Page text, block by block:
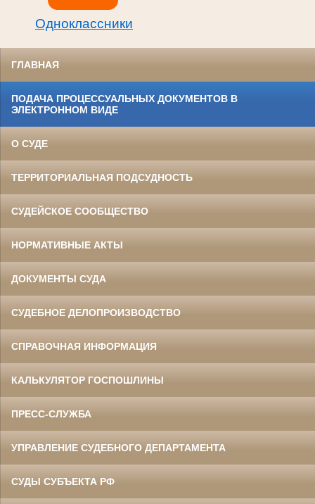
Одноклассники
ГЛАВНАЯ
ПОДАЧА ПРОЦЕССУАЛЬНЫХ ДОКУМЕНТОВ В
ЭЛЕКТРОННОМ ВИДЕ
О СУДЕ
ТЕРРИТОРИАЛЬНАЯ ПОДСУДНОСТЬ
СУДЕЙСКОЕ СООБЩЕСТВО
НОРМАТИВНЫЕ АКТЫ
ДОКУМЕНТЫ СУДА
СУДЕБНОЕ ДЕЛОПРОИЗВОДСТВО
СПРАВОЧНАЯ ИНФОРМАЦИЯ
КАЛЬКУЛЯТОР ГОСПОШЛИНЫ
ПРЕСС-СЛУЖБА
УПРАВЛЕНИЕ СУДЕБНОГО ДЕПАРТАМЕНТА
СУДЫ СУБЪЕКТА РФ